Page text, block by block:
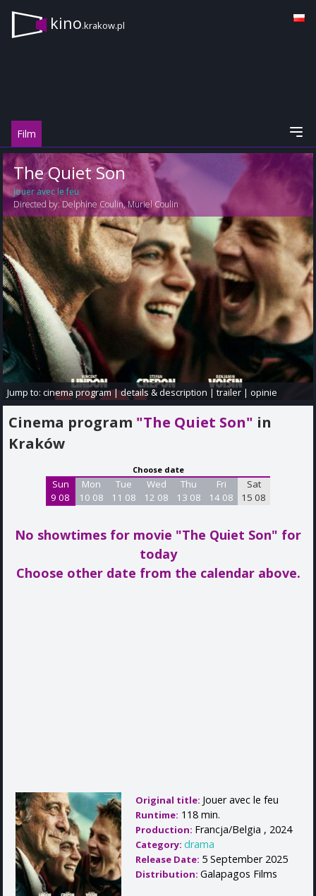
kino.krakow.pl
Film
The Quiet Son
Jouer avec le feu
Directed by: Delphine Coulin,Muriel Coulin
Jump to:cinema program|details & description |trailer |opinie
Cinema program "The Quiet Son" in
Kraków
Choose date
Sun
9 08
Mon
10 08
Tue
11 08
Wed
12 08
Thu
13 08
Fri
14 08
Sat
15 08
No showtimes for movie "The Quiet Son" for
today
Choose other date from the calendar above.
Original title: Jouer avec le feu
Runtime: 118 min.
Production: Francja/Belgia , 2024
Category: drama
Release Date: 5 September 2025
Distribution: Galapagos Films